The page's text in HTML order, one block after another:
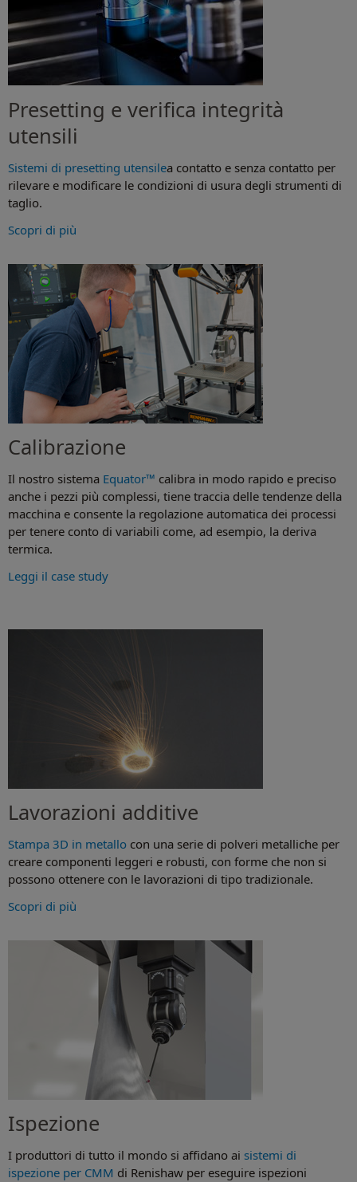
Presetting e verifica integrità
utensili
Sistemi di presetting utensilea contatto e senza contatto per
rilevare e modificare le condizioni di usura degli strumenti di
taglio.
Scopri di più
Calibrazione
Il nostro sistema Equator™ calibra in modo rapido e preciso
anche i pezzi più complessi, tiene traccia delle tendenze della
macchina e consente la regolazione automatica dei processi
per tenere conto di variabili come, ad esempio, la deriva
termica.
Leggi il case study
Lavorazioni additive
Stampa 3D in metallo con una serie di polveri metalliche per
creare componenti leggeri e robusti, con forme che non si
possono ottenere con le lavorazioni di tipo tradizionale.
Scopri di più
Ispezione
I produttori di tutto il mondo si affidano ai sistemi di
ispezione per CMM di Renishaw per eseguire ispezioni